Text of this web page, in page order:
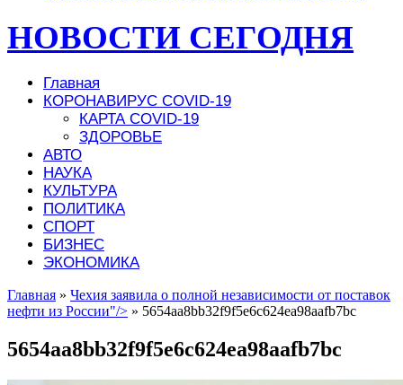
НОВОСТИ СЕГОДНЯ
Главная
КОРОНАВИРУС COVID-19
КАРТА COVID-19
ЗДОРОВЬЕ
АВТО
НАУКА
КУЛЬТУРА
ПОЛИТИКА
СПОРТ
БИЗНЕС
ЭКОНОМИКА
Главная » Чехия заявила о полной независимости от поставок
нефти из России"/> » 5654aa8bb32f9f5e6c624ea98aafb7bc
5654aa8bb32f9f5e6c624ea98aafb7bc